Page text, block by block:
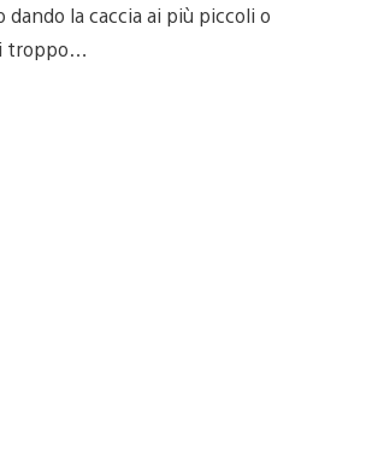
la caccia ai più piccoli o
troppo…